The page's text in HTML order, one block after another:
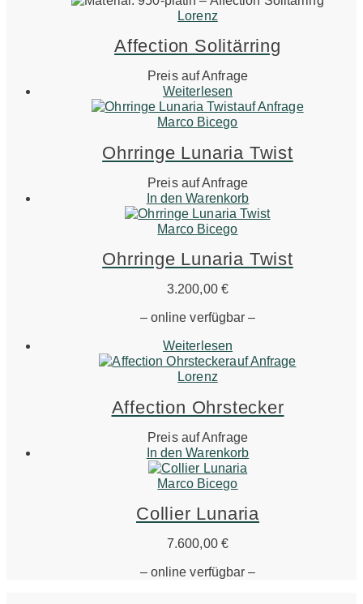
Lorenz
Affection Solitärring
Preis auf Anfrage
Weiterlesen
auf Anfrage
Marco Bicego
Ohrringe Lunaria Twist
Preis auf Anfrage
In den Warenkorb
Marco Bicego
Ohrringe Lunaria Twist
3.200,00 €
– online verfügbar –
Weiterlesen
auf Anfrage
Lorenz
Affection Ohrstecker
Preis auf Anfrage
In den Warenkorb
Marco Bicego
Collier Lunaria
7.600,00 €
– online verfügbar –